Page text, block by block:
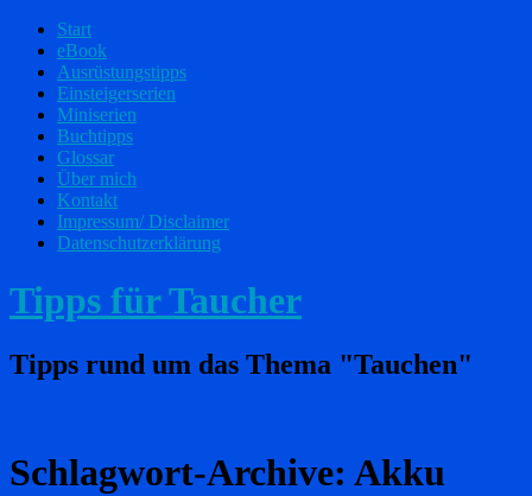
Start
eBook
Ausrüstungstipps
Einsteigerserien
Miniserien
Buchtipps
Glossar
Über mich
Kontakt
Impressum/ Disclaimer
Datenschutzerklärung
Tipps für Taucher
Tipps rund um das Thema "Tauchen"
Schlagwort-Archive: Akku